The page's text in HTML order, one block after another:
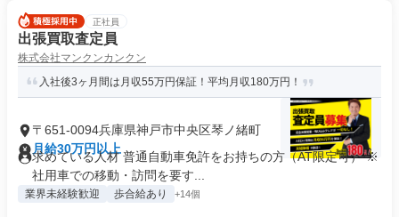
正社員
出張買取査定員
株式会社マンクンカンクン
入社後3ヶ月間は月収55万円保証！平均月収180万円！
〒651-0094兵庫県神戸市中央区琴ノ緒町
月給30万円以上
求めている人材 普通自動車免許をお持ちの方（AT限定可） ※
社用車での移動・訪問を要す...
業界未経験歓迎 歩合給あり +14個